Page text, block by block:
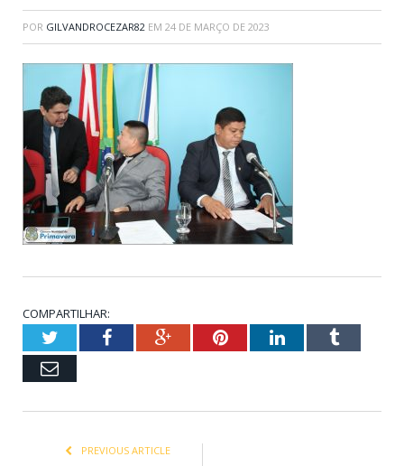
POR GILVANDROCEZAR82 EM 24 DE MARÇO DE 2023
COMPARTILHAR:
TwitterFacebookGoogle+PinterestLinkedInTumblr
Email
PREVIOUS ARTICLE